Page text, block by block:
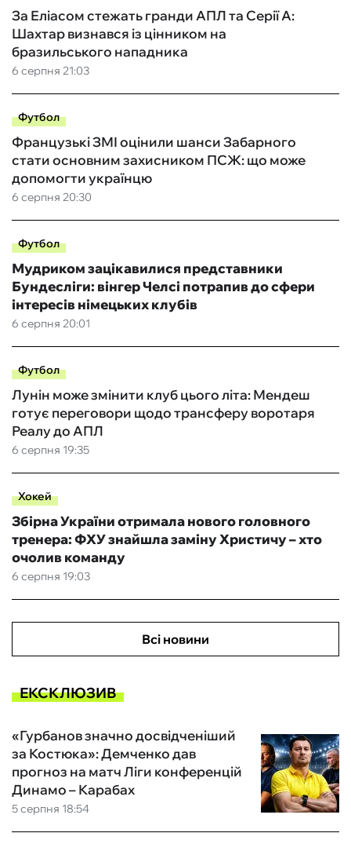
6 серпня 21:03
За Еліасом стежать гранди АПЛ та Серії А:
Шахтар визнався із цінником на
бразильського нападника
Футбол
6 серпня 20:30
Французькі ЗМІ оцінили шанси Забарного
стати основним захисником ПСЖ: що може
допомогти українцю
Футбол
6 серпня 20:01
Мудриком зацікавилися представники
Бундесліги: вінгер Челсі потрапив до сфери
інтересів німецьких клубів
Футбол
6 серпня 19:35
Лунін може змінити клуб цього літа: Мендеш
готує переговори щодо трансферу воротаря
Реалу до АПЛ
Хокей
6 серпня 19:03
Збірна України отримала нового головного
тренера: ФХУ знайшла заміну Христичу – хто
очолив команду
Всі новини
ЕКСКЛЮЗИВ
5 серпня 18:54
«Гурбанов значно досвідченіший
за Костюка»: Демченко дав
прогноз на матч Ліги конференцій
Динамо – Карабах